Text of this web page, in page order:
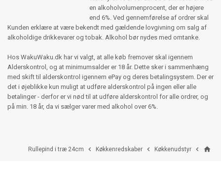
en alkoholvolumenprocent, der er højere
end 6%. Ved gennemførelse af ordrer skal
Kunden erklære at være bekendt med gældende lovgivning om salg af
alkoholdige drikkevarer og tobak. Alkohol bør nydes med omtanke.
Hos WakuWaku.dk har vi valgt, at alle køb fremover skal igennem
Alderskontrol, og at minimumsalder er 18 år. Dette sker i sammenhæng
med skift til alderskontrol igennem ePay og deres betalingsystem. Der er
det i øjeblikke kun muligt at udføre alderskontrol på ingen eller alle
betalinger - derfor er vi nød til at udføre alderskontrol for alle ordrer, og
på min. 18 år, da vi sælger varer med alkohol over 6%.
home

Køkkenudstyr

Køkkenredskaber

Rullepind i træ 24cm